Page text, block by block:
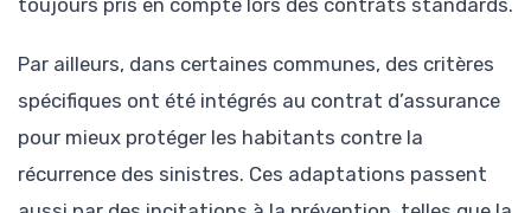
Par ailleurs, dans certaines communes, des critères
spécifiques ont été intégrés au contrat d’assurance
pour mieux protéger les habitants contre la
récurrence des sinistres. Ces adaptations passent